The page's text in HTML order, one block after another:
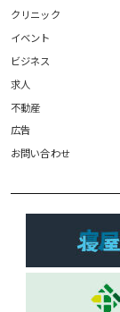
クリニック
イベント
ビジネス
求人
不動産
広告
お問い合わせ